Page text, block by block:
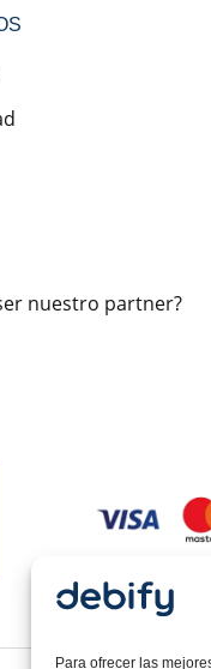
Para ofrecer las
nuestro partner?